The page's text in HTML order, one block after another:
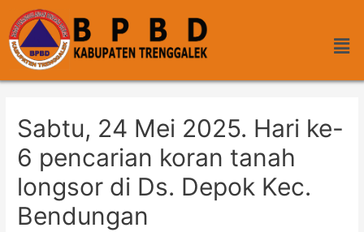
Sabtu, 24 Mei 2025. Hari ke-
6 pencarian koran tanah
longsor di Ds. Depok Kec.
Bendungan